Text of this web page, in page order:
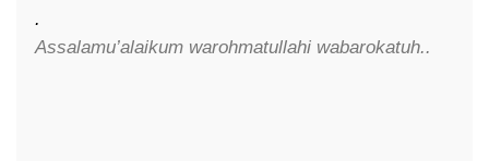
.
Assalamu’alaikum warohmatullahi wabarokatuh..